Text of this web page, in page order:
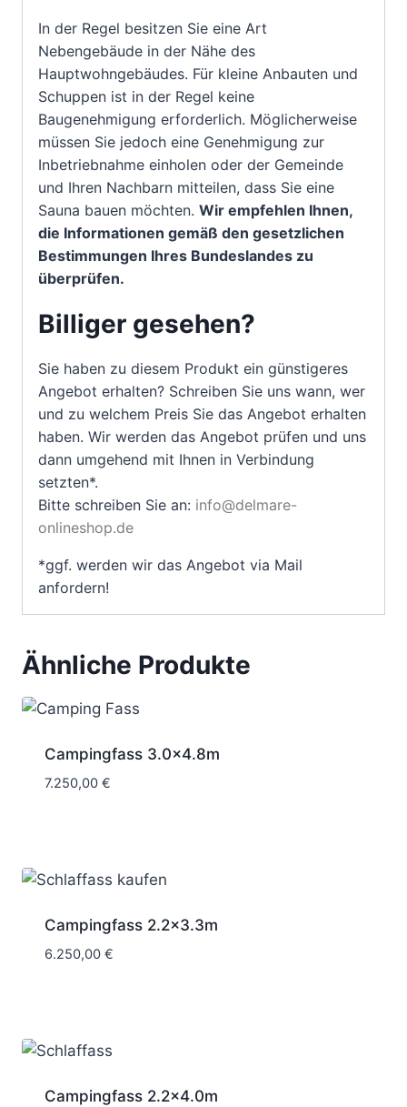
In der Regel besitzen Sie eine Art
Nebengebäude in der Nähe des
Hauptwohngebäudes. Für kleine Anbauten und
Schuppen ist in der Regel keine
Baugenehmigung erforderlich. Möglicherweise
müssen Sie jedoch eine Genehmigung zur
Inbetriebnahme einholen oder der Gemeinde
und Ihren Nachbarn mitteilen, dass Sie eine
Sauna bauen möchten. Wir empfehlen Ihnen,
die Informationen gemäß den gesetzlichen
Bestimmungen Ihres Bundeslandes zu
überprüfen.
Billiger gesehen?
Sie haben zu diesem Produkt ein günstigeres
Angebot erhalten? Schreiben Sie uns wann, wer
und zu welchem Preis Sie das Angebot erhalten
haben. Wir werden das Angebot prüfen und uns
dann umgehend mit Ihnen in Verbindung
setzten*.
Bitte schreiben Sie an: info@delmare-
onlineshop.de
*ggf. werden wir das Angebot via Mail
anfordern!
Ähnliche Produkte
Campingfass 3.0×4.8m
7.250,00 €
Campingfass 2.2×3.3m
6.250,00 €
Campingfass 2.2×4.0m